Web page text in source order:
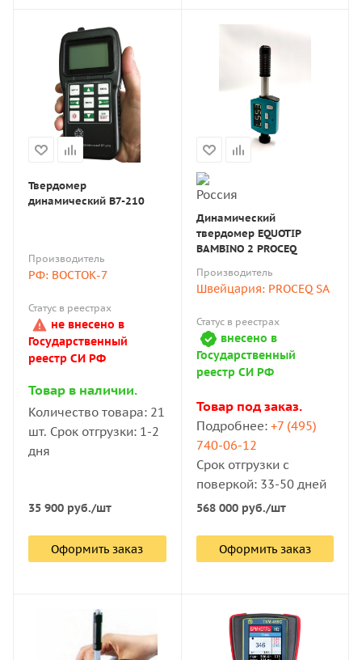
Твердомер
динамический В7-210
Производитель
РФ: ВОСТОК-7
Статус в реестрах
не внесено в
Государственный
реестр СИ РФ
Товар в наличии.
Количество товара: 21
шт. Срок отгрузки: 1-2
дня
35 900 руб./шт
Оформить заказ
Динамический
твердомер EQUOTIP
BAMBINO 2 PROCEQ
Производитель
Швейцария: PROCEQ SA
Статус в реестрах
внесено в
Государственный
реестр СИ РФ
Товар под заказ.
Подробнее: +7 (495)
740-06-12
Срок отгрузки с
поверкой: 33-50 дней
568 000руб./шт
Оформить заказ